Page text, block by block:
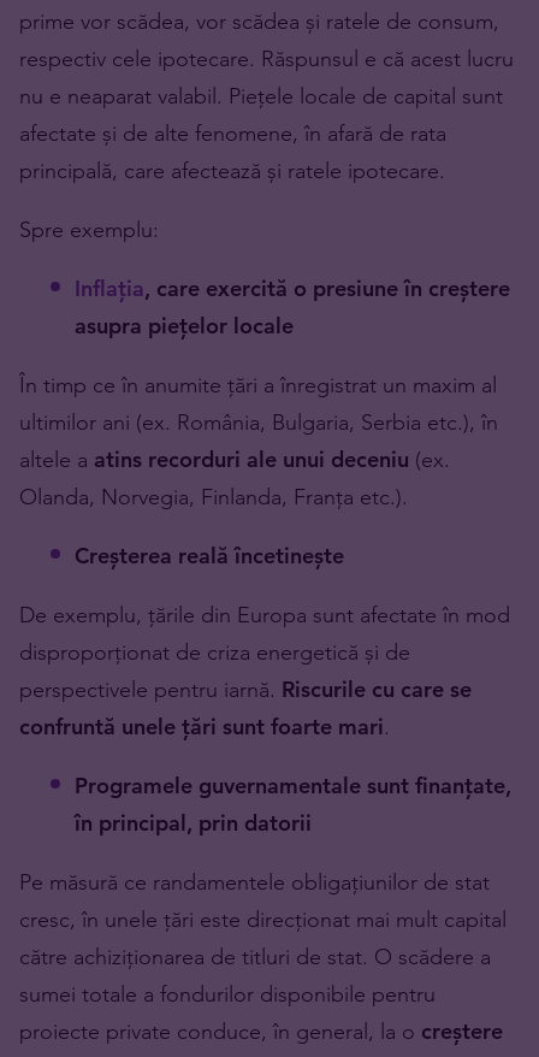
prime vor scădea, vor scădea și ratele de consum,
respectiv cele ipotecare. Răspunsul e că acest lucru
nu e neaparat valabil. Piețele locale de capital sunt
afectate și de alte fenomene, în afară de rata
principală, care afectează și ratele ipotecare.
Spre exemplu:
Inflaţia, care exercită o presiune în creștere
asupra piețelor locale
În timp ce în anumite țări a înregistrat un maxim al
ultimilor ani (ex. România, Bulgaria, Serbia etc.), în
altele a atins recorduri ale unui deceniu (ex.
Olanda, Norvegia, Finlanda, Franța etc.).
Creșterea reală încetinește
De exemplu, țările din Europa sunt afectate în mod
disproporționat de criza energetică și de
perspectivele pentru iarnă. Riscurile cu care se
confruntă unele țări sunt foarte mari.
Programele guvernamentale sunt finanţate,
în principal, prin datorii
Pe măsură ce randamentele obligațiunilor de stat
cresc, în unele țări este direcționat mai mult capital
către achiziționarea de titluri de stat. O scădere a
sumei totale a fondurilor disponibile pentru
proiecte private conduce, în general, la o creștere